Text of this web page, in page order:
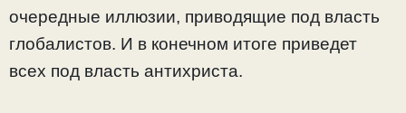
очередные иллюзии, приводящие под власть
глобалистов. И в конечном итоге приведет
всех под власть антихриста.